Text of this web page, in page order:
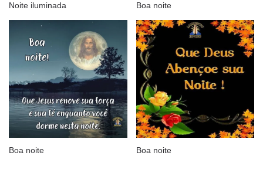
Noite iluminada Boa noite
Boa noite Boa noite